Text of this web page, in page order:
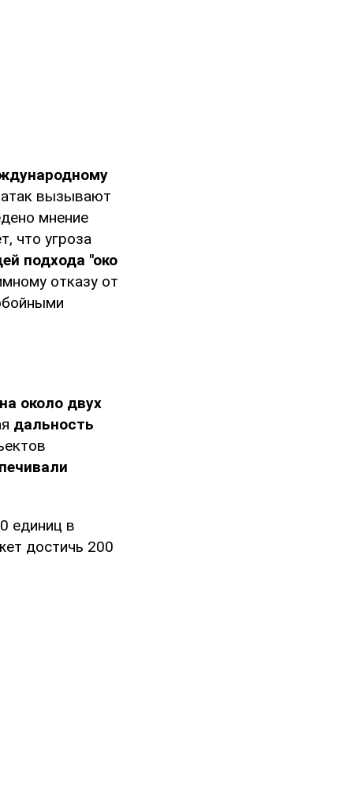
атак вызывают
мнение
что угроза
подхода "око
отказу от
около двух
дальность
единиц в
достичь 200